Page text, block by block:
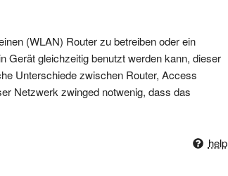
(WLAN) Router zu betreiben oder ein
Gerät gleichzeitig benutzt werden kann, dieser
Unterschiede zwischen Router, Access
Netzwerk zwinged notwenig, dass das
help